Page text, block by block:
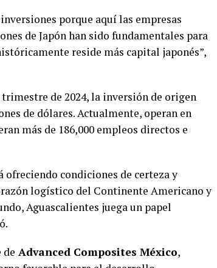
porque aquí las empresas
de Japón han sido fundamentales para
reside más capital japonés”,
de 2024, la inversión de origen
de dólares. Actualmente, operan en
más de 186,000 empleos directos e
ofreciendo condiciones de certeza y
logístico del Continente Americano y
Aguascalientes juega un papel
de Advanced Composites México,